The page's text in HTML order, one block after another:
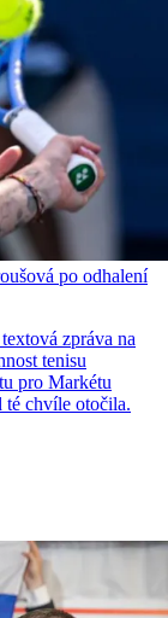
po odhalení
zpráva na
tenisu
pro Markétu
té chvíle otočila.